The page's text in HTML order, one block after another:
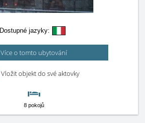
Dostupné jazyky:
Více o tomto ubytování
Vložit objekt do své aktovky
8 pokojů